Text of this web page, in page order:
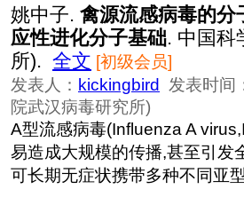
姚中子. 禽源流感病毒的分
应性进化分子基础. 中国科
所). 全文 [初级会员]
发表人： kickingbird 发表时间
院武汉病毒研究所)
A型流感病毒(Influenza A
易造成大规模的传播,甚至引发
可长期无症状携带多种不同亚